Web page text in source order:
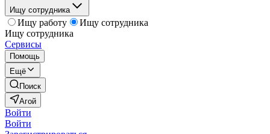
Ищу сотрудника
Ищу работу
Ищу сотрудника
Ищу сотрудника
Сервисы
Помощь
Ещё
Поиск
Агой
Войти
Войти